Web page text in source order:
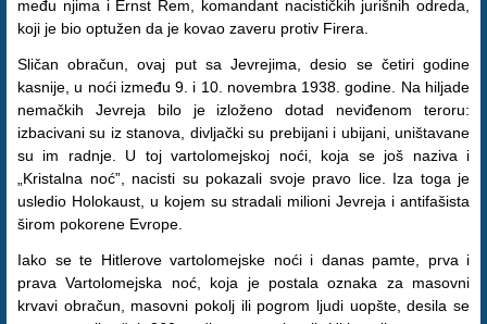
među njima i Ernst Rem, komandant nacističkih jurišnih odreda,
koji je bio optužen da je kovao zaveru protiv Firera.
Sličan obračun, ovaj put sa Jevrejima, desio se četiri godine
kasnije, u noći između 9. i 10. novembra 1938. godine. Na hiljade
nemačkih Jevreja bilo je izloženo dotad neviđenom teroru:
izbacivani su iz stanova, divljački su prebijani i ubijani, uništavane
su im radnje. U toj vartolomejskoj noći, koja se još naziva i
„Kristalna noć”, nacisti su pokazali svoje pravo lice. Iza toga je
usledio Holokaust, u kojem su stradali milioni Jevreja i antifašista
širom pokorene Evrope.
Iako se te Hitlerove vartolomejske noći i danas pamte, prva i
prava Vartolomejska noć, koja je postala oznaka za masovni
krvavi obračun, masovni pokolj ili pogrom ljudi uopšte, desila se